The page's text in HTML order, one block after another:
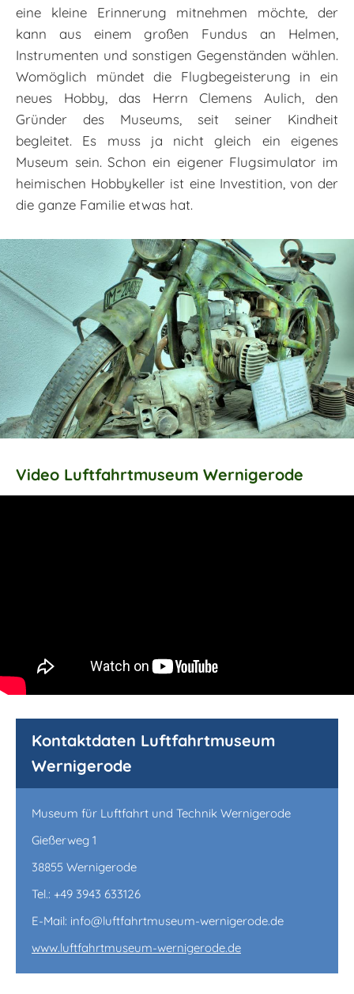
eine kleine Erinnerung mitnehmen möchte, der
kann aus einem großen Fundus an Helmen,
Instrumenten und sonstigen Gegenständen wählen.
Womöglich mündet die Flugbegeisterung in ein
neues Hobby, das Herrn Clemens Aulich, den
Gründer des Museums, seit seiner Kindheit
begleitet. Es muss ja nicht gleich ein eigenes
Museum sein. Schon ein eigener Flugsimulator im
heimischen Hobbykeller ist eine Investition, von der
die ganze Familie etwas hat.
Video Luftfahrtmuseum Wernigerode
Kontaktdaten Luftfahrtmuseum
Wernigerode
Museum für Luftfahrt und Technik Wernigerode
Gießerweg 1
38855 Wernigerode
Tel.: +49 3943 633126
E-Mail: info@luftfahrtmuseum-wernigerode.de
www.luftfahrtmuseum-wernigerode.de